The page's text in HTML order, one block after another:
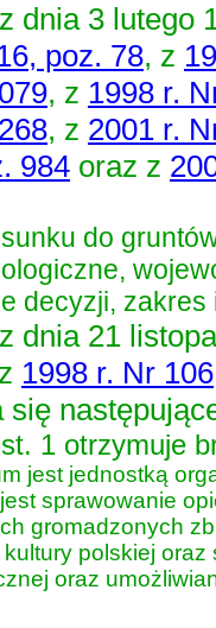
dnia 3 lutego
poz. 78, z
, z 1998 r.
, z 2001 r.
984 oraz z
do
decyzji,
dnia 21
1998 r. Nr
się
1 otrzymuje
jest jednostką
sprawowanie
gromadzonych
polskiej oraz
oraz